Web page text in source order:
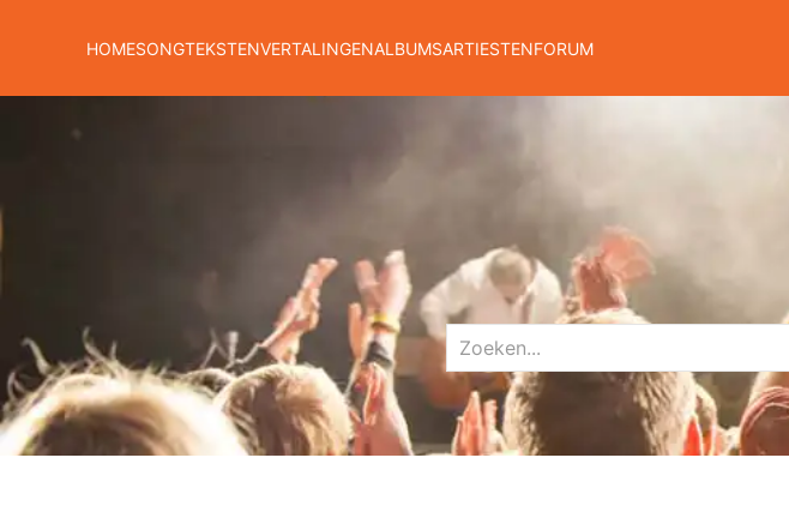
HOMESONGTEKSTENVERTALINGENALBUMSARTIESTENFORUM